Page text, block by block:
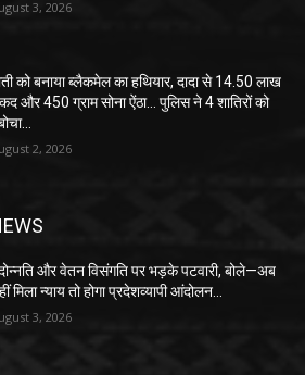
3, 2026
को बनाया ब्लैकमेल का हथियार, दादा से 14.50 लाख
और 450 ग्राम सोना ऐंठा… पुलिस ने 4 शातिरों को
2, 2026
और वेतन विसंगति पर भड़के पटवारी, बोले—अब
मिला न्याय तो होगा प्रदेशव्यापी आंदोलन…
3, 2026